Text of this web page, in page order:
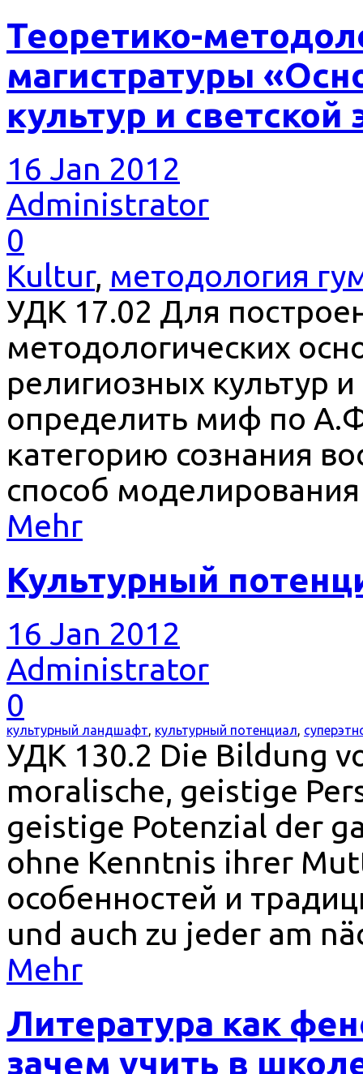
Теоретико-
магистратуры
культур и светской
16 Jan 2012
Administrator
0
Kultur, методология
УДК 17.02 Для
методологических
религиозных культур
определить миф по
категорию сознания
способ
Mehr
Культурный
16 Jan 2012
Administrator
0
культурный ландшафт, культурный потенциал,
УДК 130.2 Die Bildung
moralische, geistige
geistige Potenzial der
ohne Kenntnis ihrer
особенностей и
und auch zu jeder am
Mehr
Литература как
зачем учить в